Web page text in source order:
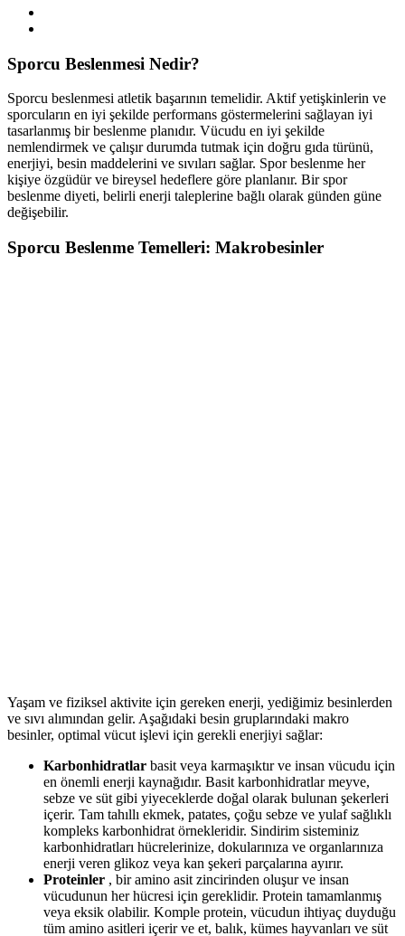
Sporcu Beslenmesi Nedir?
Sporcu beslenmesi atletik başarının temelidir. Aktif yetişkinlerin ve
sporcuların en iyi şekilde performans göstermelerini sağlayan iyi
tasarlanmış bir beslenme planıdır. Vücudu en iyi şekilde
nemlendirmek ve çalışır durumda tutmak için doğru gıda türünü,
enerjiyi, besin maddelerini ve sıvıları sağlar. Spor beslenme her
kişiye özgüdür ve bireysel hedeflere göre planlanır. Bir spor
beslenme diyeti, belirli enerji taleplerine bağlı olarak günden güne
değişebilir.
Sporcu Beslenme Temelleri: Makrobesinler
Yaşam ve fiziksel aktivite için gereken enerji, yediğimiz besinlerden
ve sıvı alımından gelir. Aşağıdaki besin gruplarındaki makro
besinler, optimal vücut işlevi için gerekli enerjiyi sağlar:
Karbonhidratlar basit veya karmaşıktır ve insan vücudu için
en önemli enerji kaynağıdır. Basit karbonhidratlar meyve,
sebze ve süt gibi yiyeceklerde doğal olarak bulunan şekerleri
içerir. Tam tahıllı ekmek, patates, çoğu sebze ve yulaf sağlıklı
kompleks karbonhidrat örnekleridir. Sindirim sisteminiz
karbonhidratları hücrelerinize, dokularınıza ve organlarınıza
enerji veren glikoz veya kan şekeri parçalarına ayırır.
Proteinler , bir amino asit zincirinden oluşur ve insan
vücudunun her hücresi için gereklidir. Protein tamamlanmış
veya eksik olabilir. Komple protein, vücudun ihtiyaç duyduğu
tüm amino asitleri içerir ve et, balık, kümes hayvanları ve süt